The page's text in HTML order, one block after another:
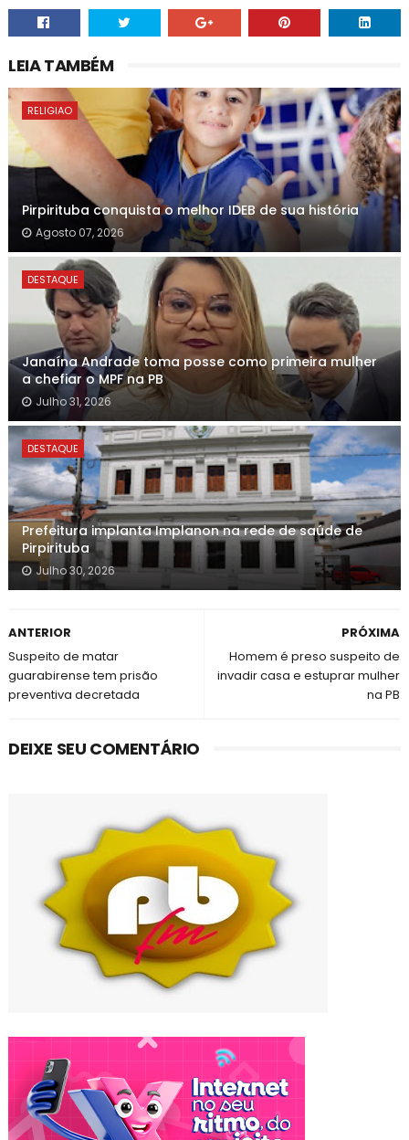
LEIA TAMBÉM
RELIGIAO
Pirpirituba conquista o melhor IDEB de sua história
Agosto 07, 2026
DESTAQUE
Janaína Andrade toma posse como primeira mulher
a chefiar o MPF na PB
Julho 31, 2026
DESTAQUE
Prefeitura implanta Implanon na rede de saúde de
Pirpirituba
Julho 30, 2026
PRÓXIMA
Homem é preso suspeito de
invadir casa e estuprar mulher
na PB
ANTERIOR
Suspeito de matar
guarabirense tem prisão
preventiva decretada
DEIXE SEU COMENTÁRIO